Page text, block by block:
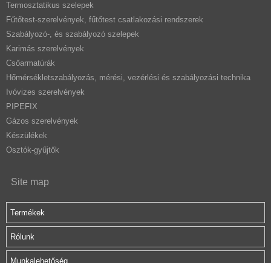
Termosztatikus szelepek
Fűtőtest-szerelvények, fűtőtest csatlakozási rendszerek
Szabályozó-, és szabályozó szelepek
Karimás szerelvények
Csőarmatúrák
Hőmérsékletszabályozás, mérési, vezérlési és szabályozási technika
Ivóvizes szerelvények
PIPEFIX
Gázos szerelvények
Készülékek
Osztók-gyűjtők
Site map
Termékek
Rólunk
Munkalehetőség